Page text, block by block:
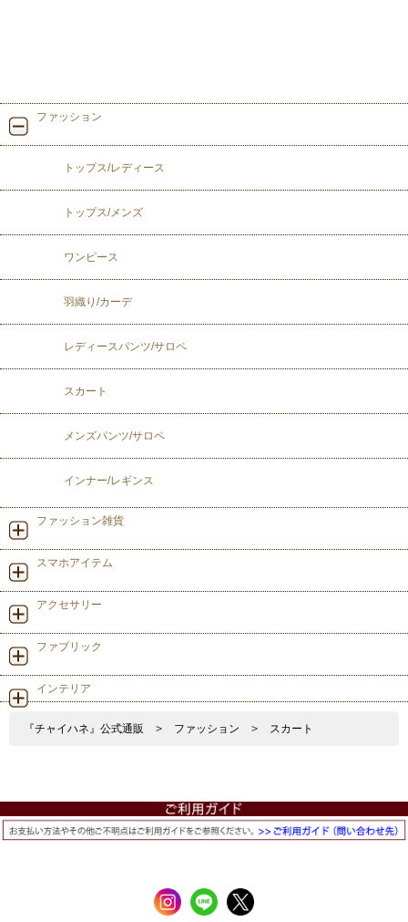
ファッション
トップス/レディース
トップス/メンズ
ワンピース
羽織り/カーデ
レディースパンツ/サロペ
スカート
メンズパンツ/サロペ
インナー/レギンス
ファッション雑貨
スマホアイテム
アクセサリー
ファブリック
インテリア
『チャイハネ』公式通販 > ファッション > スカート